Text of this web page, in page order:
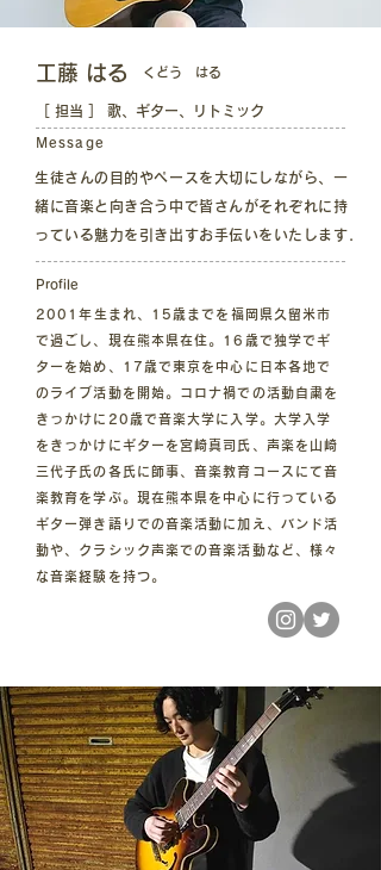
工藤 はる ​くどう はる
［ 担当 ］ 歌、ギター、リトミック
Message
生徒さんの目的やペースを大切にしながら、一
緒に音楽と向き合う中で皆さんがそれぞれに持
っている魅力を引き出すお手伝いをいたします.
​Profile
2001年生まれ、15歳までを福岡県久留米市
で過ごし、現在熊本県在住。16歳で独学でギ
ターを始め、17歳で東京を中心に日本各地で
のライブ活動を開始。コロナ禍での活動自粛を
きっかけに20歳で音楽大学に入学。大学入学
をきっかけにギターを宮崎真司氏、声楽を山崎
三代子氏の各氏に師事、音楽教育コースにて音
楽教育を学ぶ。現在熊本県を中心に行っている
ギター弾き語りでの音楽活動に加え、バンド活
動や、クラシック声楽での音楽活動など、様々
な音楽経験を持つ。